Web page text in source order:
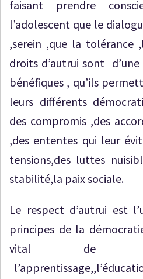
faisant prendre
l’adolescent que le
,serein ,que la tolérance
droits d’autrui sont
bénéfiques , qu’ils
leurs différents
des compromis ,des
,des ententes qui leur
tensions,des luttes
stabilité,la paix sociale.
Le respect d’autrui est
principes de la
vital de